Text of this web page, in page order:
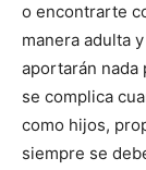
o encontrarte
manera adulta
aportarán nada
se complica
como hijos,
siempre se